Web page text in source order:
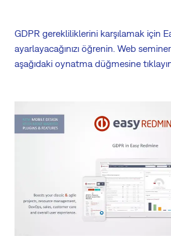
GDPR gerekliliklerini karşılamak için
ayarlayacağınızı öğrenin. Web
aşağıdaki oynatma düğmesine